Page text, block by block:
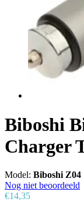
Biboshi
Charger
Model: Biboshi Z04
Nog niet beoordeeld
€14,35